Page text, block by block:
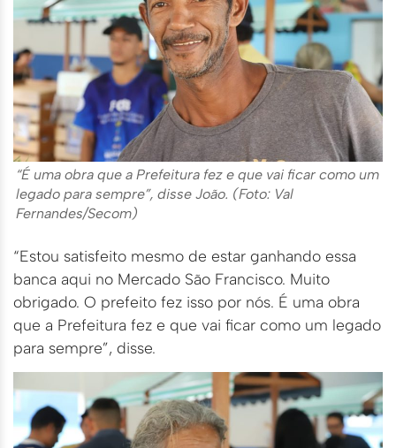
“É uma obra que a Prefeitura fez e que vai ficar como um
legado para sempre”, disse João. (Foto: Val
Fernandes/Secom)
“Estou satisfeito mesmo de estar ganhando essa
banca aqui no Mercado São Francisco. Muito
obrigado. O prefeito fez isso por nós. É uma obra
que a Prefeitura fez e que vai ficar como um legado
para sempre”, disse.